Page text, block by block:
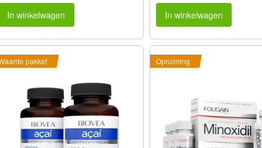
In winkelwagen In winkelwagen
pakket Opruiming